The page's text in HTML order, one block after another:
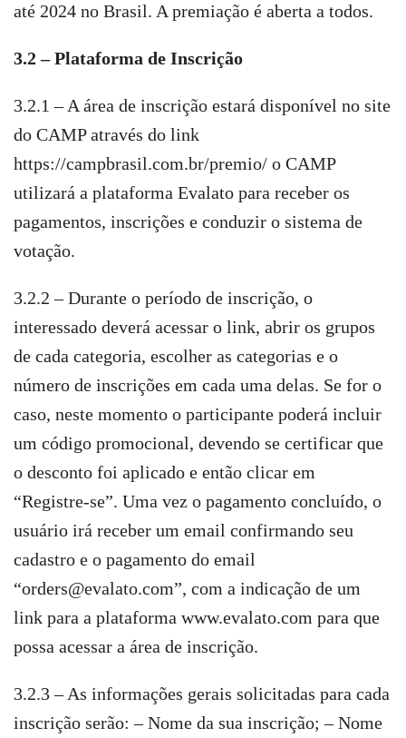
até 2024 no Brasil. A premiação é aberta a todos.
3.2 – Plataforma de Inscrição
3.2.1 – A área de inscrição estará disponível no site
do CAMP através do link
https://campbrasil.com.br/premio/ o CAMP
utilizará a plataforma Evalato para receber os
pagamentos, inscrições e conduzir o sistema de
votação.
3.2.2 – Durante o período de inscrição, o
interessado deverá acessar o link, abrir os grupos
de cada categoria, escolher as categorias e o
número de inscrições em cada uma delas. Se for o
caso, neste momento o participante poderá incluir
um código promocional, devendo se certificar que
o desconto foi aplicado e então clicar em
“Registre-se”. Uma vez o pagamento concluído, o
usuário irá receber um email confirmando seu
cadastro e o pagamento do email
“orders@evalato.com”, com a indicação de um
link para a plataforma www.evalato.com para que
possa acessar a área de inscrição.
3.2.3 – As informações gerais solicitadas para cada
inscrição serão: – Nome da sua inscrição; – Nome